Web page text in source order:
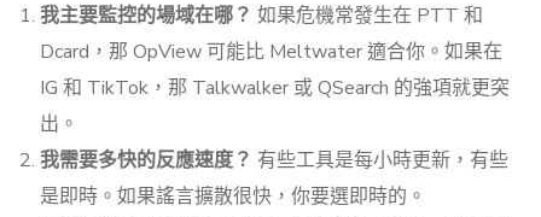
我主要監控的場域在哪？ 如果危機常發生在 PTT 和
Dcard，那 OpView 可能比 Meltwater 適合你。如果在
IG 和 TikTok，那 Talkwalker 或 QSearch 的強項就更突
出。
我需要多快的反應速度？ 有些工具是每小時更新，有些
是即時。如果謠言擴散很快，你要選即時的。